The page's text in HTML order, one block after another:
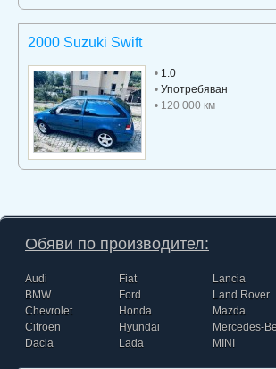
2000 Suzuki Swift
• 1.0
• Употребяван
• 120 000 км
Обяви по производител:
Audi
BMW
Chevrolet
Citroen
Dacia
Fiat
Ford
Honda
Hyundai
Lada
Lancia
Land Rover
Mazda
Mercedes-
MINI